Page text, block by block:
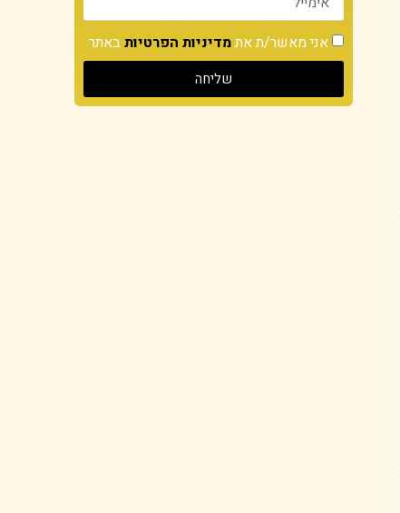
אני מאשר/ת אתמדיניות הפרטיותבאתר
שליחה